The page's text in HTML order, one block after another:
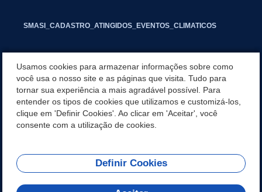
SMASI_CADASTRO_ATINGIDOS_EVENTOS_CLIMATICOS
INFORMATIVO PIT
SEGUNDA VIA IPTU
REDES SOCIAIS
Usamos cookies para armazenar informações sobre como
você usa o nosso site e as páginas que visita. Tudo para
tornar sua experiência a mais agradável possível. Para
entender os tipos de cookies que utilizamos e customizá-los,
clique em 'Definir Cookies'. Ao clicar em 'Aceitar', você
consente com a utilização de cookies.
Definir Cookies